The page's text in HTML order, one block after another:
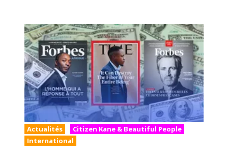
Actualités
Citizen Kane & Beautiful People
International